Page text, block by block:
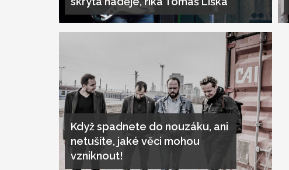
Když spadnete do nouzáku, ani
netušíte, jaké věci mohou
vzniknout!